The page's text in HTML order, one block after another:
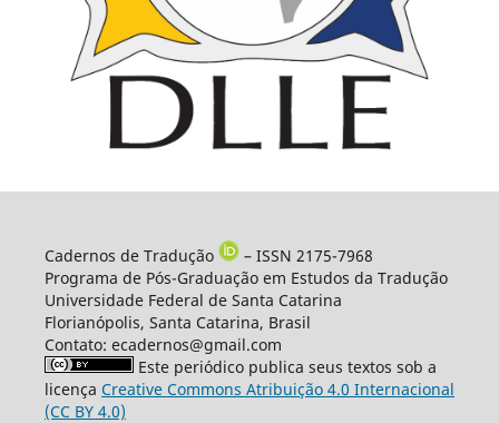
Cadernos de Tradução
– ISSN 2175-7968
Programa de Pós-Graduação em Estudos da Tradução
Universidade Federal de Santa Catarina
Florianópolis, Santa Catarina, Brasil
Contato: ecadernos@gmail.com
Este periódico publica seus textos sob a
licença Creative Commons Atribuição 4.0 Internacional
(CC BY 4.0)